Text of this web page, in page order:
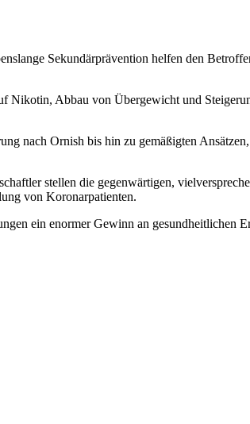
Sekundärprävention helfen den
Nikotin, Abbau von Übergewicht und
nach Ornish bis hin zu gemäßigten
stellen die gegenwärtigen,
von Koronarpatienten.
ein enormer Gewinn an gesundheitlichen